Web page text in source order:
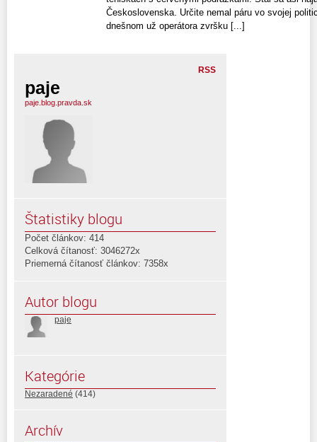
Československa. Určite nemal páru vo svojej
dnešnom už operátora zvršku [...]
RSS
paje
paje.blog.pravda.sk
Štatistiky blogu
Počet článkov: 414
Celková čítanosť: 3046272x
Priemerná čítanosť článkov: 7358x
Autor blogu
paje
Kategórie
Nezaradené (414)
Archív